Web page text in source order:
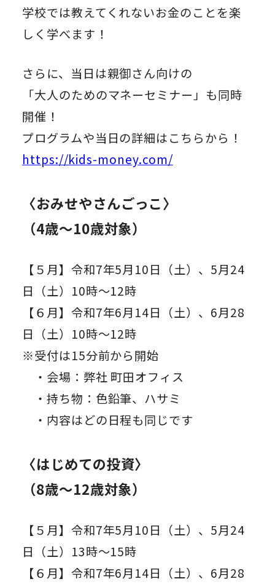
学校では教えてくれないお金のことを楽
しく学べます！
さらに、当日は親御さん向けの
「大人のためのマネーセミナー」も同時
開催！
プログラムや当日の詳細はこちらから！
https://kids-money.com/
〈おみせやさんごっこ〉
（4歳～10歳対象）
【５月】令和7年5月10日（土）、5月24
日（土）10時～12時
【６月】令和7年6月14日（土）、6月28
日（土）10時～12時
※受付は15分前から開始
・会場：弊社 町田オフィス
・持ち物：色鉛筆、ハサミ
・内容はどの日程も同じです
〈はじめての投資〉
（8歳～12歳対象）
【５月】令和7年5月10日（土）、5月24
日（土）13時～15時
【６月】令和7年6月14日（土）、6月28